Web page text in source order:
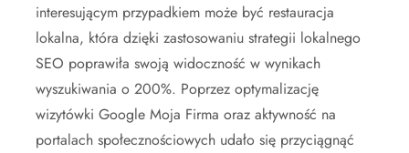
interesującym przypadkiem może być restauracja
lokalna, która dzięki zastosowaniu strategii lokalnego
SEO poprawiła swoją widoczność w wynikach
wyszukiwania o 200%. Poprzez optymalizację
wizytówki Google Moja Firma oraz aktywność na
portalach społecznościowych udało się przyciągnąć